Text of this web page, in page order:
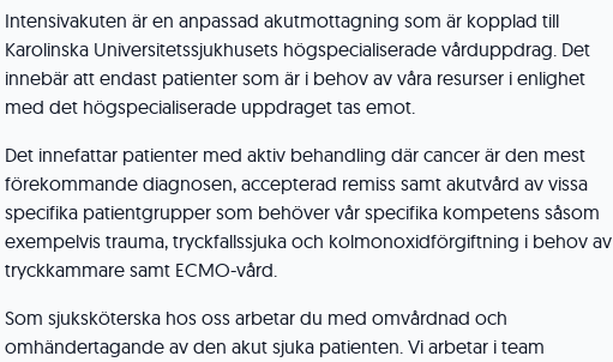
Intensivakuten är en anpassad akutmottagning som är kopplad till
Karolinska Universitetssjukhusets högspecialiserade vårduppdrag. Det
innebär att endast patienter som är i behov av våra resurser i enlighet
med det högspecialiserade uppdraget tas emot.
Det innefattar patienter med aktiv behandling där cancer är den mest
förekommande diagnosen, accepterad remiss samt akutvård av vissa
specifika patientgrupper som behöver vår specifika kompetens såsom
exempelvis trauma, tryckfallssjuka och kolmonoxidförgiftning i behov av
tryckkammare samt ECMO-vård.
Som sjuksköterska hos oss arbetar du med omvårdnad och
omhändertagande av den akut sjuka patienten. Vi arbetar i team